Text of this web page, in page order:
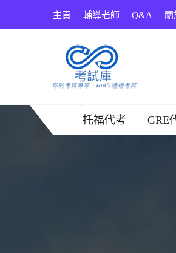
主頁 輔導老師 Q&A 關
托福代考 GRE